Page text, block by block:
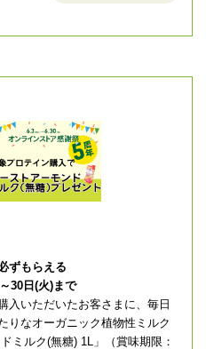
ずもらえる
30日(火)まで
入いただいたお客さまに、毎日
りなオーガニック植物性ミルク
ミルク(無糖) 1L」（賞味期限：